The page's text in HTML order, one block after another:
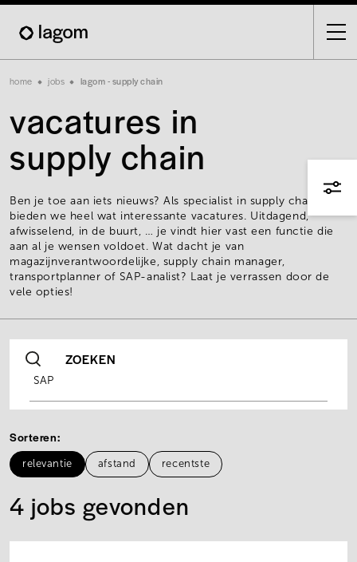
Skip
main
Breadcrumb
home jobs lagom - supply chain
vacatures in
supply chain
Ben je toe aan iets nieuws? Als specialist in supply chain
bieden we heel wat interessante vacatures. Uitdagend,
afwisselend, in de buurt, … je vindt hier vast een functie die
aan al je wensen voldoet. Wat dacht je van
magazijnverantwoordelijke, supply chain manager,
transportplanner of SAP-analist? Laat je verrassen door de
vele opties!
ZOEKEN
Sorteren
relevantie afstand recentste
4 jobs gevonden